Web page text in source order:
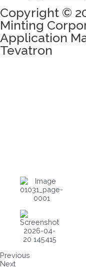
Copyright ©
Minting
Application
Tevatron
Previous
Next